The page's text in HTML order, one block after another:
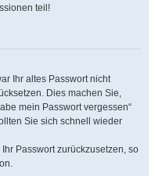
teil!
Ihr altes Passwort nicht
Dies machen Sie,
mein Passwort vergessen“
Sie sich schnell wieder
Passwort zurückzusetzen, so